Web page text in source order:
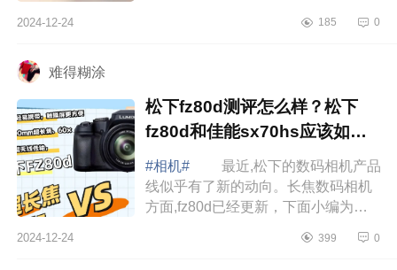
好好整理一下我的心路历程，希望能
2024-12-24 185 0
难得糊涂
松下fz80d测评怎么样？松下
fz80d和佳能sx70hs应该如何
选
#相机#
最近,松下的数码相机产品
线似乎有了新的动向。长焦数码相机
方面,fz80d已经更新，下面小编为大
fz80d和佳能sx70hs应该如何选 松
2024-12-24 399 0